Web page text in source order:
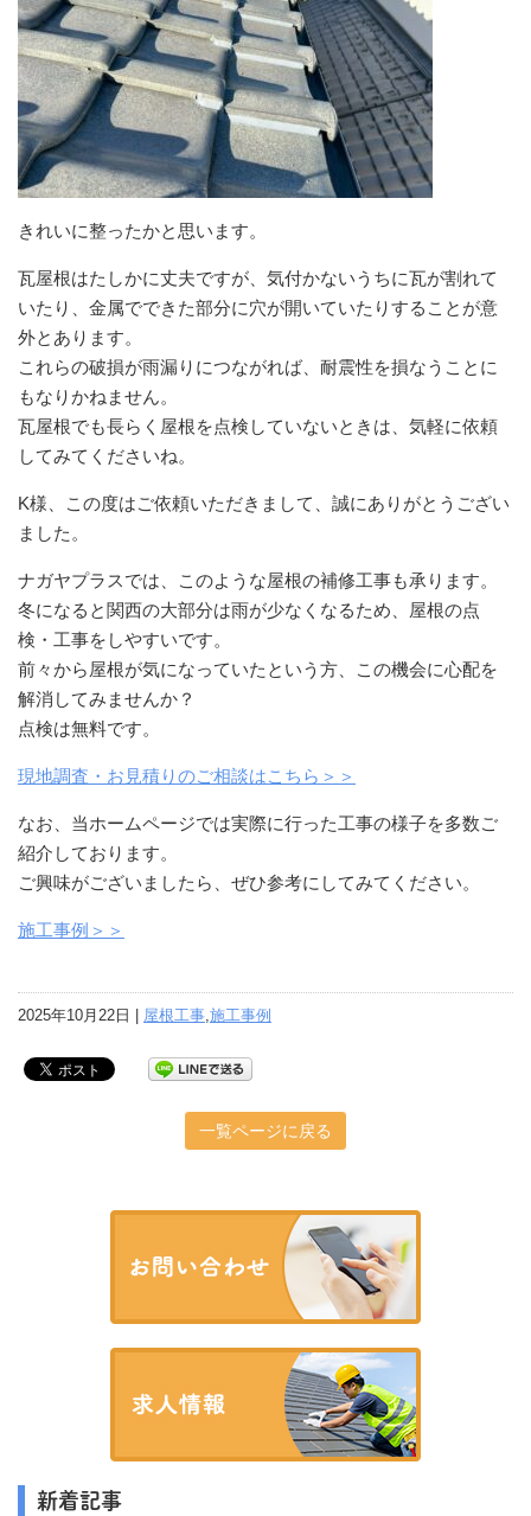
きれいに整ったかと思います。
瓦屋根はたしかに丈夫ですが、気付かないうちに瓦が割れて
いたり、金属でできた部分に穴が開いていたりすることが意
外とあります。
これらの破損が雨漏りにつながれば、耐震性を損なうことに
もなりかねません。
瓦屋根でも長らく屋根を点検していないときは、気軽に依頼
してみてくださいね。
K様、この度はご依頼いただきまして、誠にありがとうござい
ました。
ナガヤプラスでは、このような屋根の補修工事も承ります。
冬になると関西の大部分は雨が少なくなるため、屋根の点
検・工事をしやすいです。
前々から屋根が気になっていたという方、この機会に心配を
解消してみませんか？
点検は無料です。
現地調査・お見積りのご相談はこちら＞＞
なお、当ホームページでは実際に行った工事の様子を多数ご
紹介しております。
ご興味がございましたら、ぜひ参考にしてみてください。
施工事例＞＞
2025年10月22日 | 屋根工事 施工事例
一覧ページに戻る
新着記事